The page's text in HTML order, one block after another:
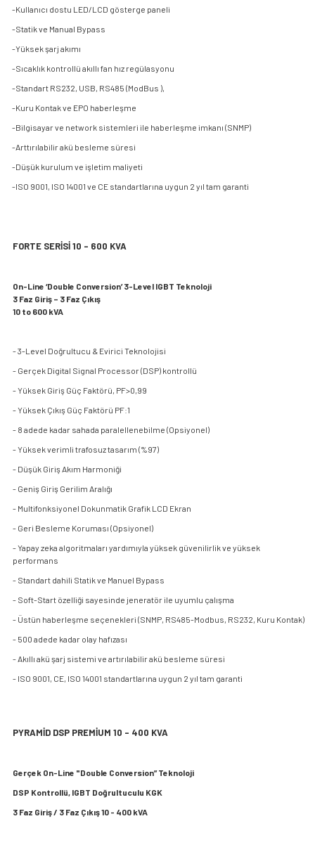
-Kullanıcı dostu LED/LCD gösterge paneli
-Statik ve Manual Bypass
-Yüksek şarj akımı
-Sıcaklık kontrollü akıllı fan hız regülasyonu
-Standart RS232, USB, RS485 (ModBus ),
-Kuru Kontak ve EPO haberleşme
-Bilgisayar ve network sistemleri ile haberleşme imkanı (SNMP)
-Arttırılabilir akü besleme süresi
-Düşük kurulum ve işletim maliyeti
-ISO 9001, ISO 14001 ve CE standartlarına uygun 2 yıl tam garanti
FORTE SERİSİ 10 - 600 KVA
On-Line ‘Double Conversion’ 3-Level IGBT Teknoloji
3 Faz Giriş – 3 Faz Çıkış
10 to 600 kVA
- 3-Level Doğrultucu & Evirici Teknolojisi
- Gerçek Digital Signal Processor (DSP) kontrollü
- Yüksek Giriş Güç Faktörü, PF>0,99
- Yüksek Çıkış Güç Faktörü PF:1
- 8 adede kadar sahada paralellenebilme (Opsiyonel)
- Yüksek verimli trafosuz tasarım (%97)
- Düşük Giriş Akım Harmoniği
- Geniş Giriş Gerilim Aralığı
- Multifonksiyonel Dokunmatik Grafik LCD Ekran
- Geri Besleme Koruması (Opsiyonel)
- Yapay zeka algoritmaları yardımıyla yüksek güvenilirlik ve yüksek
performans
- Standart dahili Statik ve Manuel Bypass
- Soft-Start özelliği sayesinde jeneratör ile uyumlu çalışma
- Üstün haberleşme seçenekleri (SNMP, RS485-Modbus, RS232, Kuru Kontak)
- 500 adede kadar olay hafızası
- Akıllı akü şarj sistemi ve artırılabilir akü besleme süresi
- ISO 9001, CE, ISO 14001 standartlarına uygun 2 yıl tam garanti
PYRAMİD DSP PREMİUM 10 - 400 KVA
Gerçek On-Line "Double Conversion” Teknoloji
DSP Kontrollü, IGBT Doğrultuculu KGK
3 Faz Giriş / 3 Faz Çıkış 10 - 400 kVA